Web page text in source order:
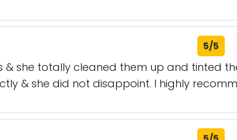
5/5
she totally cleaned them up and tinted
& she did not disappoint. I highly